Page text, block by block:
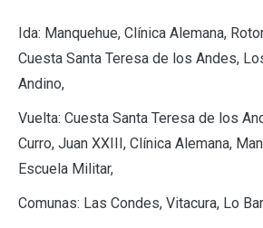
Ida: Manquehue, Clínica Alemana,
Cuesta Santa Teresa de los Andes,
Andino,
Vuelta: Cuesta Santa Teresa de los
Curro, Juan XXIII, Clínica Alemana,
Escuela Militar,
Comunas: Las Condes, Vitacura, Lo